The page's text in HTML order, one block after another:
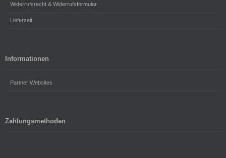
Widerrufsrecht & Widerrufsformular
Lieferzeit
Informationen
Partner Websites
Zahlungsmethoden